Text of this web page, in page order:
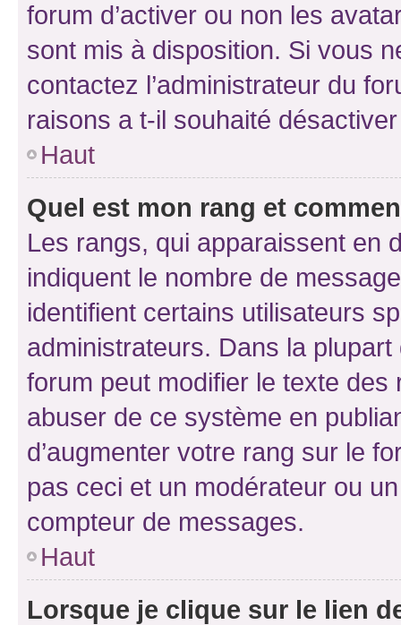
forum d’activer ou non les
sont mis à disposition. Si vous
contactez l’administrateur du
raisons a t-il souhaité
Haut
Quel est mon rang et
Les rangs, qui apparaissent en
indiquent le nombre de
identifient certains utilisateurs
administrateurs. Dans la
forum peut modifier le texte
abuser de ce système en
d’augmenter votre rang sur le
pas ceci et un modérateur ou
compteur de messages.
Haut
Lorsque je clique sur le lien